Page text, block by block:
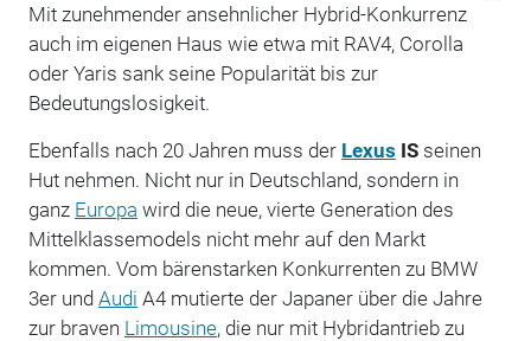
Mit zunehmender ansehnlicher Hybrid-Konkurrenz
auch im eigenen Haus wie etwa mit RAV4, Corolla
oder Yaris sank seine Popularität bis zur
Bedeutungslosigkeit.
Ebenfalls nach 20 Jahren muss der Lexus ISseinen
Hut nehmen. Nicht nur in Deutschland, sondern in
ganz Europa wird die neue, vierte Generation des
Mittelklassemodels nicht mehr auf den Markt
kommen. Vom bärenstarken Konkurrenten zu BMW
3er und Audi A4 mutierte der Japaner über die Jahre
zur braven Limousine, die nur mit Hybridantrieb zu